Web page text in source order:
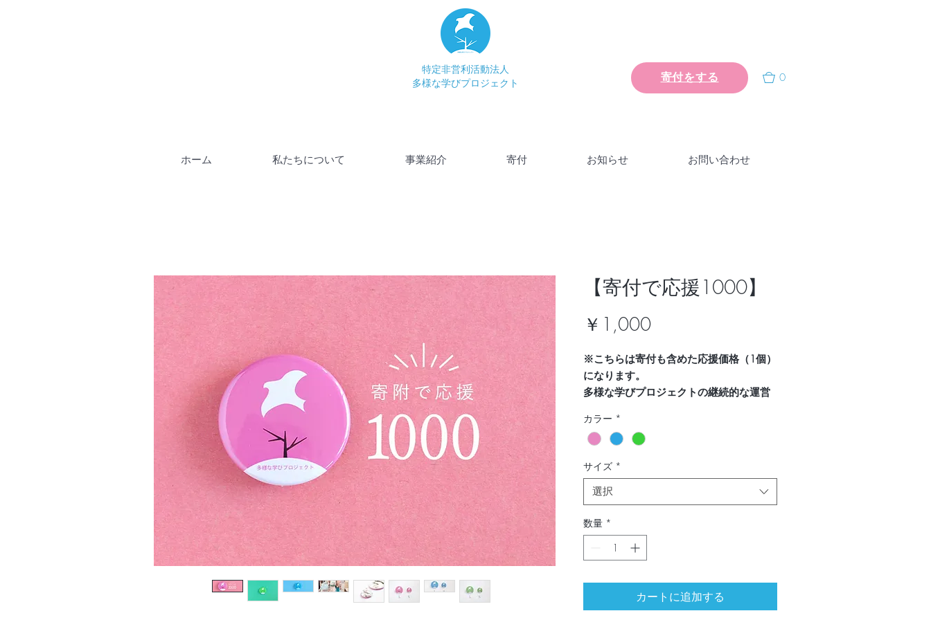
特定非営利活動法人
多様な学びプロジェクト
寄付をする 0
ホーム 私たちについて 事業紹介 寄付 お知らせ お問い合わせ
【寄付で応援1000】
￥1,000価
格
※こちらは寄付も含めた応援価格（1個）
になります。
多様な学びプロジェクトの継続的な運営
す。※
お子さんはもちろん、大人の方がつけて
も違和感がないサイズです。
シンプルなデザインは老若男女問わずつ
けていただけます。
カバンやＴシャツの他、背広にも着ける
ことのできるクリップピンです。
色は3色からお選びいただけます。
カラー *
サイズ *
選択
数量 *
カートに追加する